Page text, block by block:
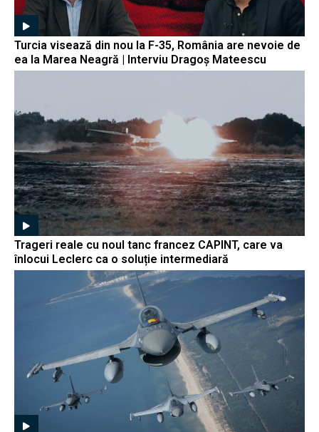
Turcia visează din nou la F-35, România are nevoie de
ea la Marea Neagră | Interviu Dragoș Mateescu
Trageri reale cu noul tanc francez CAPINT, care va
înlocui Leclerc ca o soluție intermediară